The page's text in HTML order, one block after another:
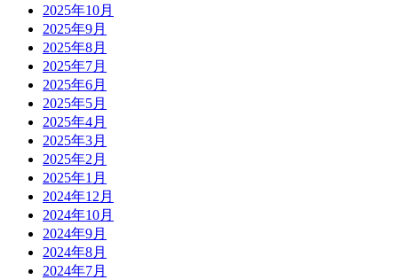
2025年10月
2025年9月
2025年8月
2025年7月
2025年6月
2025年5月
2025年4月
2025年3月
2025年2月
2025年1月
2024年12月
2024年10月
2024年9月
2024年8月
2024年7月